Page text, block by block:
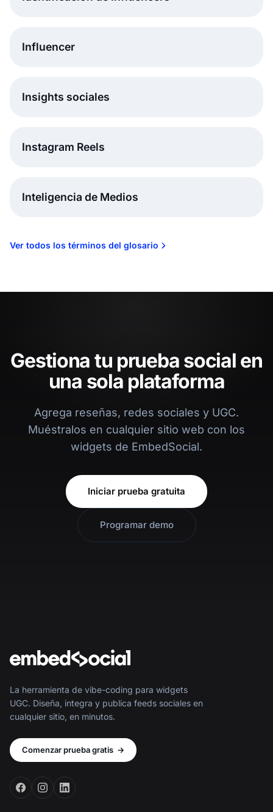
Influencer
Insights sociales
Instagram Reels
Inteligencia de Medios
Ver todos los términos del glosario
Gestiona tu prueba social en
una sola plataforma
Agrega reseñas, redes sociales y UGC.
Muéstralos en cualquier sitio web con los
widgets de EmbedSocial.
Iniciar prueba gratuita
Programar demo
La herramienta de vibe-coding para widgets
UGC. Diseña, integra y publica feeds sociales en
cualquier sitio, en minutos.
Comenzar prueba gratis →